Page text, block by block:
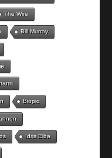
The Wire
Bill Murray
Biopic
Idris Elba